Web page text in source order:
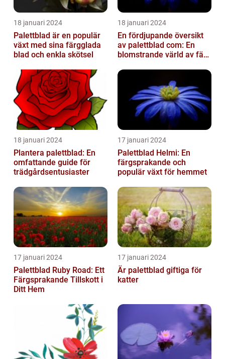
18 januari 2024
Palettblad är en populär
växt med sina färgglada
blad och enkla skötsel
18 januari 2024
En fördjupande översikt
av palettblad com: En
blomstrande värld av färg
18 januari 2024
Plantera palettblad: En
omfattande guide för
trädgårdsentusiaster
17 januari 2024
Palettblad Helmi: En
färgsprakande och
populär växt för hemmet
17 januari 2024
Palettblad Ruby Road: Ett
Färgsprakande Tillskott i
Ditt Hem
17 januari 2024
Är palettblad giftiga för
katter